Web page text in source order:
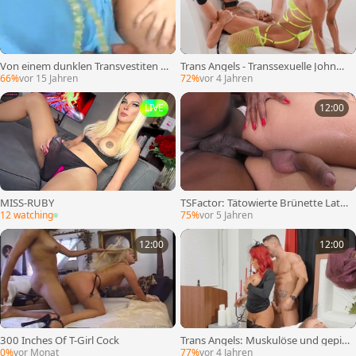
Von einem dunklen Transvestiten z
weimal genagelt – Szene drei
66%vor 15 Jahren
Trans Angels - Transsexuelle Johnny
B Blowjob Sperma Sexszene
72%vor 4 Jahren
LIVE
MISS-RUBY
12 watching
12:00
TSFactor: Tätowierte Brünette Latin
oa Taylor roher Blowjob Sperma
75%vor 5 Jahren
12:00
300 Inches Of T-Girl Cock
0%vor Monat
12:00
Trans Angels: Muskulöse und gepie
rcte Foxxy schleichen sich zum Blo
77%vor 4 Jahren